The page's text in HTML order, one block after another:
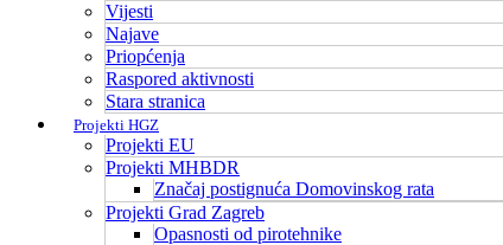
Vijesti
Najave
Priopćenja
Raspored aktivnosti
Stara stranica
Projekti HGZ
Projekti EU
Projekti MHBDR
Značaj postignuća Domovinskog rata
Projekti Grad Zagreb
Opasnosti od pirotehnike